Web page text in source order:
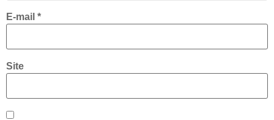
E-mail *
Site